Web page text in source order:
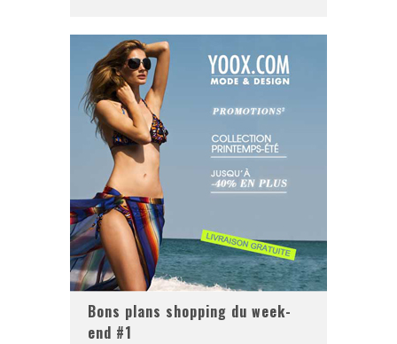
Bons plans shopping du week-
end #1